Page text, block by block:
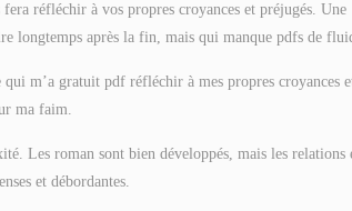
réfléchir à vos propres croyances et préjugés. Une
longtemps après la fin, mais qui manque pdfs de
m’a gratuit pdf réfléchir à mes propres croyances
ma faim.
Les roman sont bien développés, mais les relations
et débordantes.